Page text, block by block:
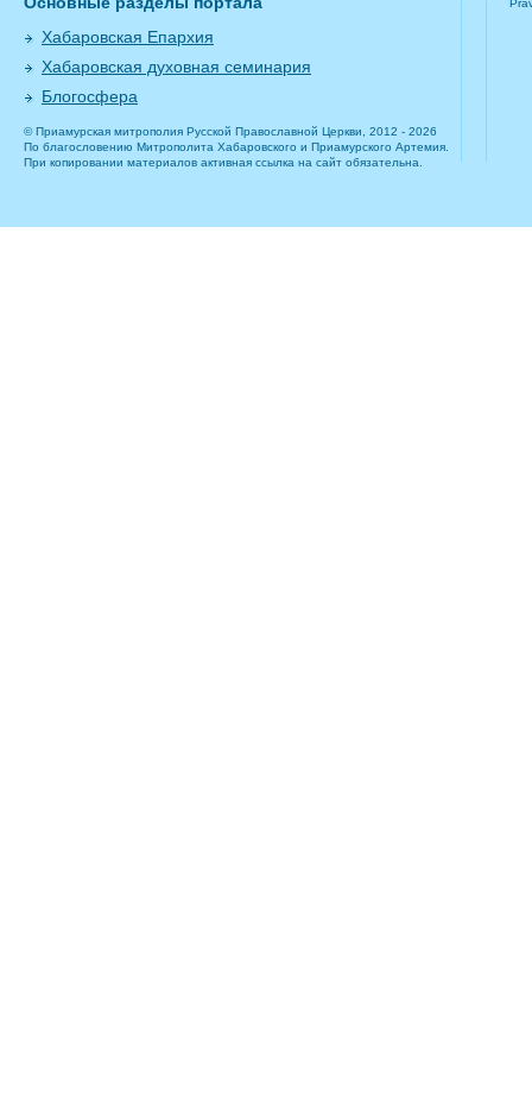
Хабаровская Епархия
Хабаровская духовная семинария
Блогосфера
© Приамурская митрополия Русской Православной Церкви, 2012 - 2026
По благословению Митрополита Хабаровского и Приамурского Артемия.
При копировании материалов активная ссылка на сайт обязательна.